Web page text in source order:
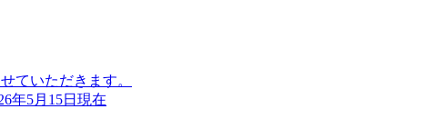
ていただきます。
年5月15日現在